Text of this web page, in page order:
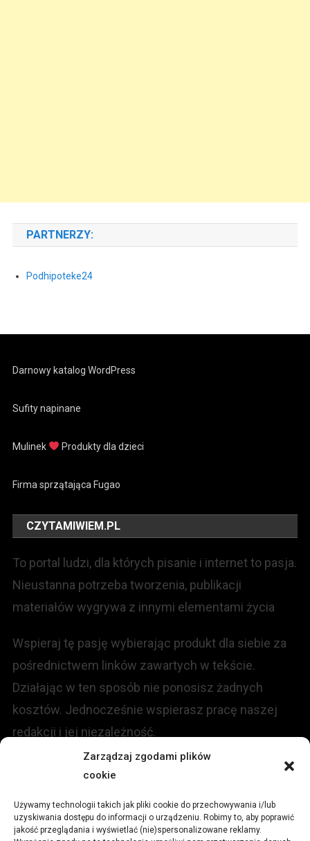
Zarządzaj zgodami plików
cookie
Używamy technologii takich jak pliki cookie do przechowywania i/lub
uzyskiwania dostępu do informacji o urządzeniu. Robimy to, aby poprawić
jakość przeglądania i wyświetlać (nie)spersonalizowane reklamy.
PARTNERZY:
Podhipoteke24
Darnowy katalog WordPress
Sufity napinane
Mulinek Produkty dla dzieci
Firma sprzątająca Fugao
CZYTAMIWIEM.PL
To portal ludzi, dla których pisanie i internet to pasja.
Nieustanna potrzeba tworzenia, publikacji
materiałów wygrywa z innymi elementami życia
Wspieraj tę pasję wybierając produkt dla siebie za
pośrednictwem linków zawartych w tekście.
Działając w ten sposób nie ponosisz żadnych
kosztów. Jednocześnie wspierasz pracę naszej
redakcji i jej niezależność.
Redakcja portalu: